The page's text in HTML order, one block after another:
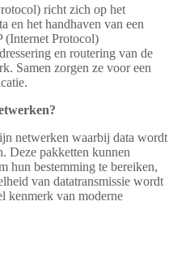
richt zich op het
en het handhaven van een
Protocol)
en routering van de
Samen zorgen ze voor een
netwerken waarbij data wordt
Deze pakketten kunnen
hun bestemming te bereiken,
van datatransmissie wordt
kenmerk van moderne